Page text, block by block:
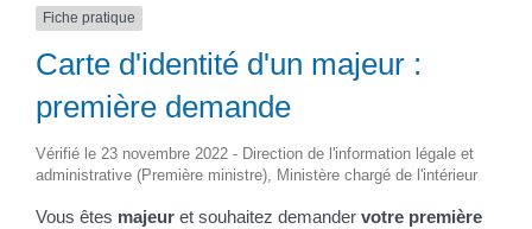
Fiche pratique
Carte d'identité d'un majeur :
première demande
Vérifié le 23 novembre 2022 - Direction de l'information légale et
administrative (Première ministre), Ministère chargé de l'intérieur
Vous êtes majeur et souhaitez demander votre première